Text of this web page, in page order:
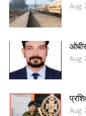
Aug
Aug
Aug